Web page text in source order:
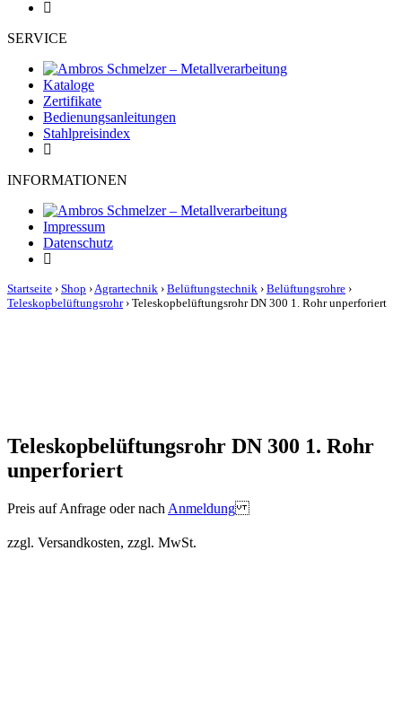
SERVICE
Kataloge
Zertifikate
Bedienungsanleitungen
Stahlpreisindex
INFORMATIONEN
Impressum
Datenschutz
Startseite › Shop ›Agrartechnik › Belüftungstechnik › Belüftungsrohre ›
Teleskopbelüftungsrohr› Teleskopbelüftungsrohr DN 300 1. Rohr unperforiert
Teleskopbelüftungsrohr DN 300 1. Rohr
unperforiert
Preis auf Anfrage oder nach Anmeldung
zzgl. Versandkosten, zzgl. MwSt.